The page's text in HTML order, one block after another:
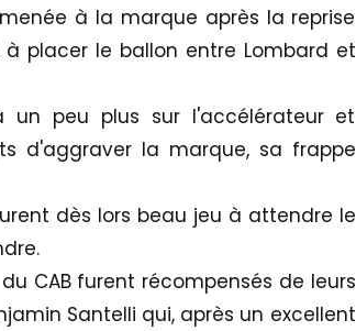
à la marque après la reprise
placer le ballon entre Lombard et
un peu plus sur l'accélérateur et
d'aggraver la marque, sa frappe
dès lors beau jeu à attendre le
CAB furent récompensés de leurs
Santelli qui, après un excellent